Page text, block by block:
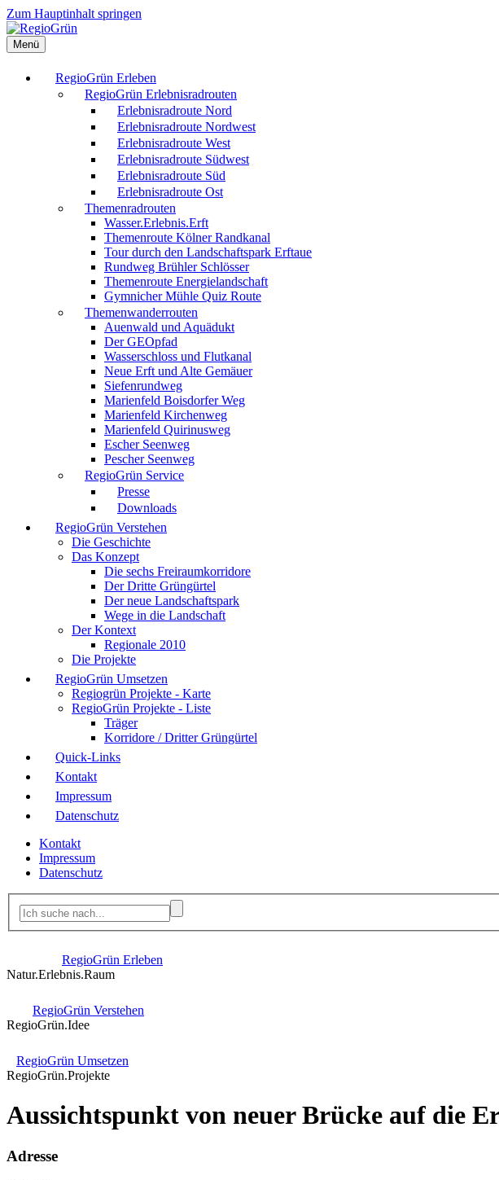
Zum Hauptinhalt springen
Menü
RegioGrün Erleben
RegioGrün Erlebnisradrouten
Erlebnisradroute Nord
Erlebnisradroute Nordwest
Erlebnisradroute West
Erlebnisradroute Südwest
Erlebnisradroute Süd
Erlebnisradroute Ost
Themenradrouten
Wasser.Erlebnis.Erft
Themenroute Kölner Randkanal
Tour durch den Landschaftspark Erftaue
Rundweg Brühler Schlösser
Themenroute Energielandschaft
Gymnicher Mühle Quiz Route
Themenwanderrouten
Auenwald und Aquädukt
Der GEOpfad
Wasserschloss und Flutkanal
Neue Erft und Alte Gemäuer
Siefenrundweg
Marienfeld Boisdorfer Weg
Marienfeld Kirchenweg
Marienfeld Quirinusweg
Escher Seenweg
Pescher Seenweg
RegioGrün Service
Presse
Downloads
RegioGrün Verstehen
Die Geschichte
Das Konzept
Die sechs Freiraumkorridore
Der Dritte Grüngürtel
Der neue Landschaftspark
Wege in die Landschaft
Der Kontext
Regionale 2010
Die Projekte
RegioGrün Umsetzen
Regiogrün Projekte - Karte
RegioGrün Projekte - Liste
Träger
Korridore / Dritter Grüngürtel
Quick-Links
Kontakt
Impressum
Datenschutz
Kontakt
Impressum
Datenschutz
RegioGrün Erleben
Natur.Erlebnis.Raum
RegioGrün Verstehen
RegioGrün.Idee
RegioGrün Umsetzen
RegioGrün.Projekte
Aussichtspunkt von neuer Brücke auf die
Adresse